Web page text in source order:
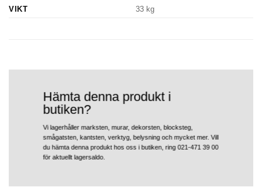
VIKT 33 kg
Hämta denna produkt i
butiken?
Vi lagerhåller marksten, murar, dekorsten, blocksteg,
smågatsten, kantsten, verktyg, belysning och mycket mer. Vill
du hämta denna produkt hos oss i butiken, ring 021-471 39 00
för aktuellt lagersaldo.